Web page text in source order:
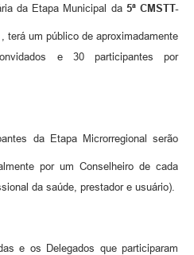
da Etapa Municipal da 5ª CMSTT-
, terá um público de aproximadamente
e 30 participantes por
da Etapa Microrregional serão
por um Conselheiro de cada
da saúde, prestador e usuário).
e os Delegados que participaram